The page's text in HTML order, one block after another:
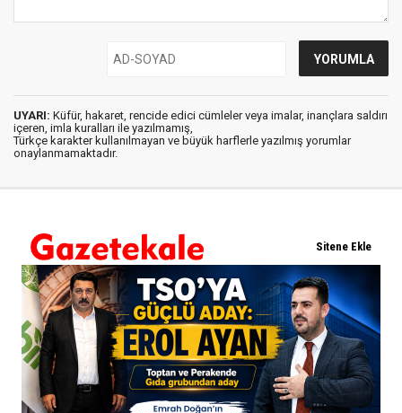
UYARI: Küfür, hakaret, rencide edici cümleler veya imalar, inançlara saldırı
içeren, imla kuralları ile yazılmamış,
Türkçe karakter kullanılmayan ve büyük harflerle yazılmış yorumlar
onaylanmamaktadır.